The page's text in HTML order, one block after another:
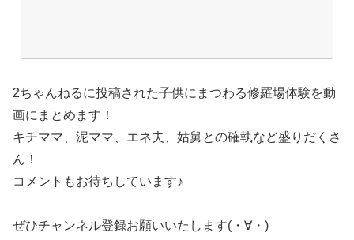
2ちゃんねるに投稿された子供にまつわる修羅場体験を動
画にまとめます！
キチママ、泥ママ、エネ夫、姑舅との確執など盛りだくさ
ん！
コメントもお待ちしています♪
ぜひチャンネル登録お願いいたします(・∀・)